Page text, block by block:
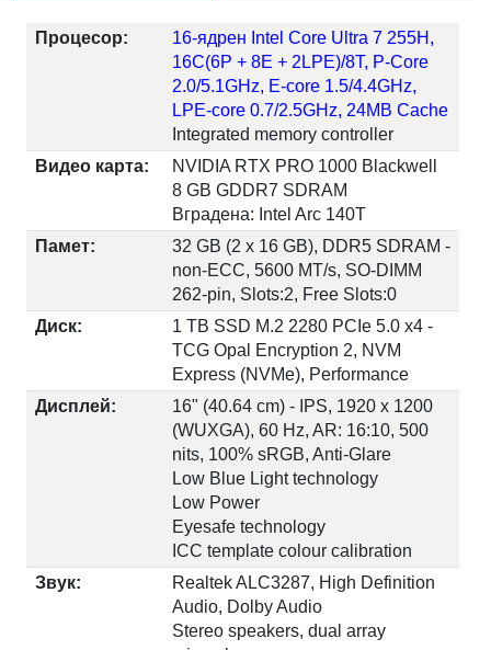
Процесор:
16-ядрен Intel Core Ultra 7 255H,
16C(6P + 8E + 2LPE)/8T, P-Core
2.0/5.1GHz, E-core 1.5/4.4GHz,
LPE-core 0.7/2.5GHz, 24MB Cache
Integrated memory controller
Видео карта:
NVIDIA RTX PRO 1000 Blackwell
8 GB GDDR7 SDRAM
Вградена: Intel Arc 140T
Памет:
32 GB (2 x 16 GB), DDR5 SDRAM -
non-ECC, 5600 MT/s, SO-DIMM
262-pin, Slots:2, Free Slots:0
Диск:
1 TB SSD M.2 2280 PCIe 5.0 x4 -
TCG Opal Encryption 2, NVM
Express (NVMe), Performance
Дисплей:
16" (40.64 cm) - IPS, 1920 x 1200
(WUXGA), 60 Hz, AR: 16:10, 500
nits, 100% sRGB, Anti-Glare
Low Blue Light technology
Low Power
Eyesafe technology
ICC template colour calibration
Звук:
Realtek ALC3287, High Definition
Audio, Dolby Audio
Stereo speakers, dual array